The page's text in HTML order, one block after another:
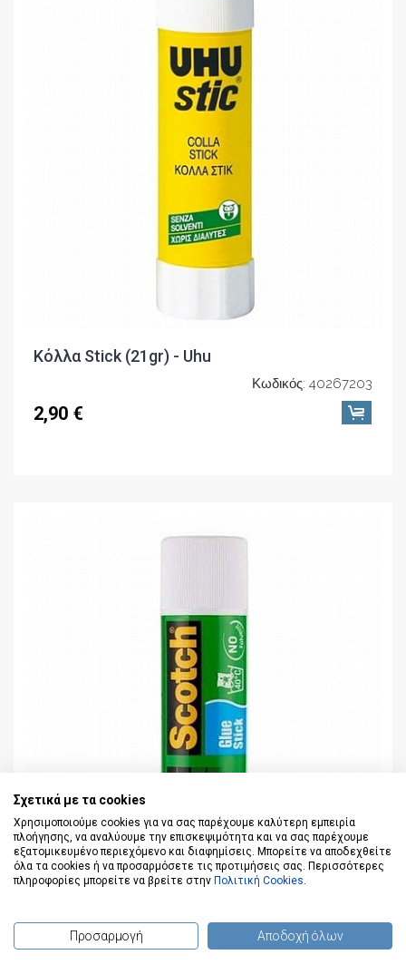
Κόλλα Stick (21gr) - Uhu
Κωδικός: 40267203
2,90 €
Κωδικός: 6240D12
2,80 €
Σχετικά με τα cookies
Χρησιμοποιούμε cookies για να σας παρέχουμε καλύτερη εμπειρία
πλοήγησης, να αναλύουμε την επισκεψιμότητα και να σας παρέχουμε
εξατομικευμένο περιεχόμενο και διαφημίσεις. Μπορείτε να αποδεχθείτε
όλα τα cookies ή να προσαρμόσετε τις προτιμήσεις σας. Περισσότερες
πληροφορίες μπορείτε να βρείτε στην Πολιτική Cookies.
Προσαρμογή Αποδοχή όλων
(0) προϊόντα